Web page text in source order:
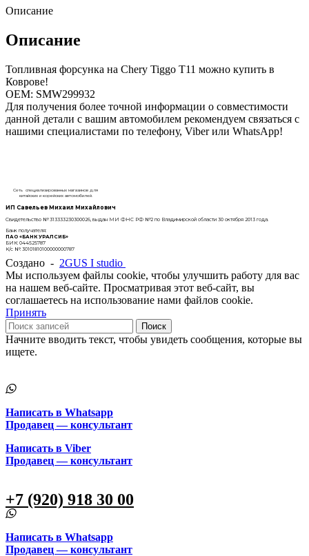
Описание
Описание
Топливная форсунка на Chery Tiggo T11 можно купить в
Коврове!
OEM: SMW299932
Для получения более точной информации о совместимости
данной детали с вашим автомобилем рекомендуем связаться с
нашими специалистами по телефону, Viber или WhatsApp!
Сеть специализированных магазинов для
китайских и корейских автомобилей.
ИП Савельев Михаил Михайлович
Свидетельство № 313333230300026, выдан МИ ФНС РФ №2 по Владимирской области 30 октября 2013 года.
Банк получателя:
ПАО «БАНК УРАЛСИБ»
БИК: 044525787
К/с №: 30101810100000000787
Создано - 2GUS I studio
Мы используем файлы cookie, чтобы улучшить работу для вас
на нашем веб-сайте. Просматривая этот веб-сайт, вы
соглашаетесь на использование нами файлов cookie.
Принять
Поиск
Начните вводить текст, чтобы увидеть сообщения, которые вы
ищете.
Написать в Whatsapp
Продавец — консультант
Написать в Viber
Продавец — консультант
+7 (920) 918 30 00
Написать в Whatsapp
Продавец — консультант